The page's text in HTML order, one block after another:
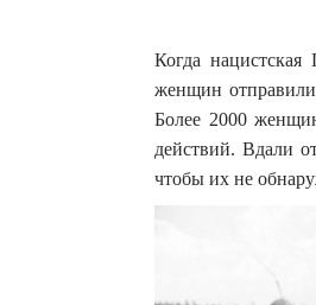
Когда
женщин
Более 2000
действий. Вдали
чтобы их не